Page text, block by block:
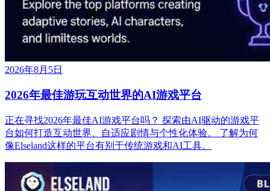
2026年8月5日
2026年最佳游玩互动世界的AI游戏平台
正在寻找2026年最佳AI游戏平台吗？ 探索由AI驱动的游戏平
台如何打造互动世界、自适应剧情与个性化体验。 了解为何
像Elseland这样的平台有别于传统游戏和AI工具。